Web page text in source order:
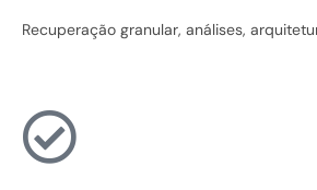
Recuperação granular, análises,